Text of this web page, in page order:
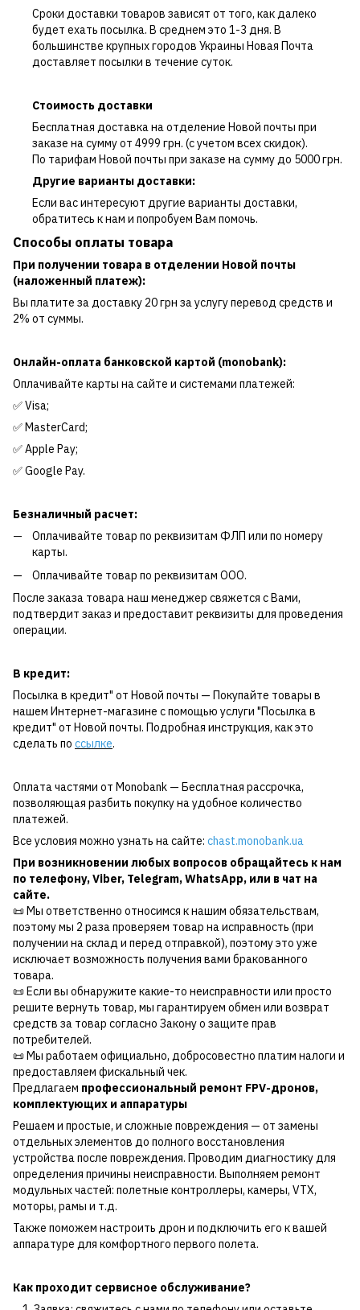
Сроки доставки товаров зависят от того, как далеко
будет ехать посылка. В среднем это 1-3 дня. В
большинстве крупных городов Украины Новая Почта
доставляет посылки в течение суток.
Стоимость доставки
Бесплатная доставка на отделение Новой почты при
заказе на сумму от 4999 грн. (с учетом всех скидок).
По тарифам Новой почты при заказе на сумму до 5000 грн.
Другие варианты доставки:
Если вас интересуют другие варианты доставки,
обратитесь к нам и попробуем Вам помочь.
Способы оплаты товара
При получении товара в отделении Новой почты
(наложенный платеж):
Вы платите за доставку 20 грн за услугу перевод средств и
2% от суммы.
Онлайн-оплата банковской картой (monobank):
Оплачивайте карты на сайте и системами платежей:
✅ Visa;
✅ MasterCard;
✅ Apple Pay;
✅ Google Pay.
Безналичный расчет:
Оплачивайте товар по реквизитам ФЛП или по номеру
карты.
Оплачивайте товар по реквизитам ООО.
После заказа товара наш менеджер свяжется с Вами,
подтвердит заказ и предоставит реквизиты для проведения
операции.
В кредит:
Посылка в кредит" от Новой почты — Покупайте товары в
нашем Интернет-магазине с помощью услуги "Посылка в
кредит" от Новой почты. Подробная инструкция, как это
сделать по ссылке.
Оплата частями от Monobank — Бесплатная рассрочка,
позволяющая разбить покупку на удобное количество
платежей.
Все условия можно узнать на сайте: chast.monobank.ua
При возникновении любых вопросов обращайтесь к нам
по телефону,Viber, Telegram,WhatsApp, или в чат на
сайте.
📜 Мы ответственно относимся к нашим обязательствам,
поэтому мы 2 раза проверяем товар на исправность (при
получении на склад и перед отправкой), поэтому это уже
исключает возможность получения вами бракованного
товара.
📜 Если вы обнаружите какие-то неисправности или просто
решите вернуть товар, мы гарантируем обмен или возврат
средств за товар согласно Закону о защите прав
потребителей.
📜 Мы работаем официально, добросовестно платим налоги и
предоставляем фискальный чек.
Предлагаем профессиональный ремонт FPV-дронов,
комплектующих и аппаратуры
Решаем и простые, и сложные повреждения — от замены
отдельных элементов до полного восстановления
устройства после повреждения. Проводим диагностику для
определения причины неисправности. Выполняем ремонт
модульных частей: полетные контроллеры, камеры, VTX,
моторы, рамы и т.д.
Также поможем настроить дрон и подключить его к вашей
аппаратуре для комфортного первого полета.
Как проходит сервисное обслуживание?